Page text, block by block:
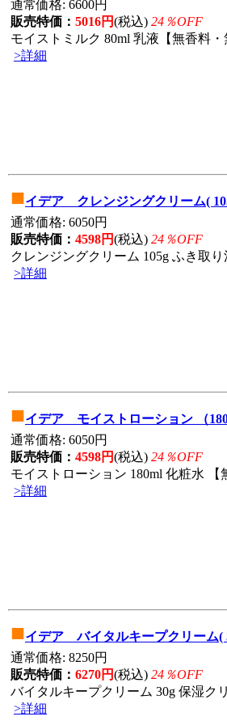
通常価格: 6600円
販売特価： 5016円(税込) 24％OFF
モイストミルク 80ml 乳液【無香料
>詳細
■イデア クレンジングクリーム(
通常価格: 6050円
販売特価： 4598円(税込) 24％OFF
クレンジングクリーム 105g ふき取
>詳細
■イデア モイストローション （
通常価格: 6050円
販売特価： 4598円(税込) 24％OFF
モイストローション 180ml 化粧水
>詳細
■イデア バイタルキープクリーム(
通常価格: 8250円
販売特価： 6270円(税込) 24％OFF
バイタルキープクリーム 30g 保湿ク
>詳細